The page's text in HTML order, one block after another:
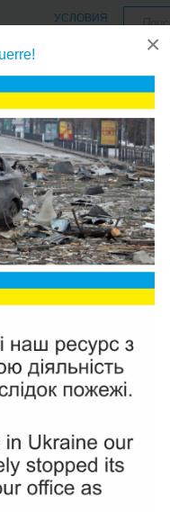
×
КОНТАКТЫ
УСЛОВИЯ
управления Clack
CLACK
КЛАПАНА
0
Модель:V3010-1E
Наличие:2-3 Дня
181грн.